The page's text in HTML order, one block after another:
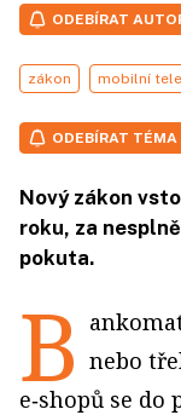
ODEBÍRAT
zákon mobilní
ODEBÍRAT TÉMA
Nový zákon
roku, za
pokuta.
B nebo
e‑shopů se